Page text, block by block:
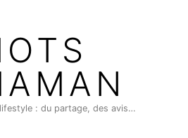
: du partage, des avis…